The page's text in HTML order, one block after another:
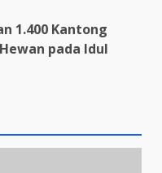
1.400 Kantong
pada Idul